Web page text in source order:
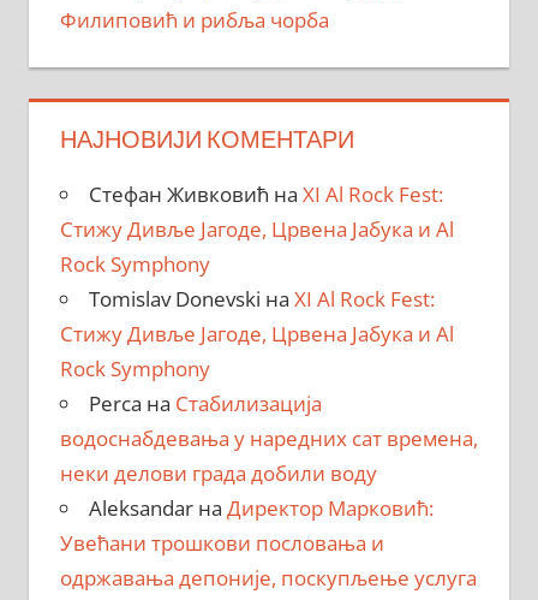
Филиповић и рибља чорба
НАЈНОВИЈИ КОМЕНТАРИ
Стефан Живковић на XI Al Rock Fest:
Стижу Дивље Јагоде, Црвена Јабука и Al
Rock Symphony
Tomislav Donevski на XI Al Rock Fest:
Стижу Дивље Јагоде, Црвена Јабука и Al
Rock Symphony
Perca на Стабилизација
водоснабдевања у наредних сат времена,
неки делови града добили воду
Aleksandarна Директор Марковић:
Увећани трошкови пословања и
одржавања депоније, поскупљење услуга